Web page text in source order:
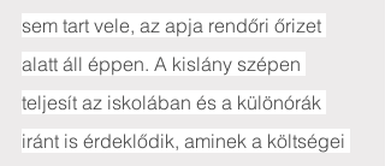
sem tart vele, az apja rendőri őrizet
alatt áll éppen. A kislány szépen
teljesít az iskolában és a különórák
iránt is érdeklődik, aminek a költségei